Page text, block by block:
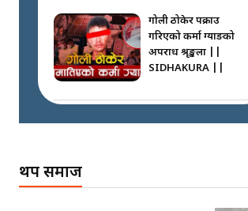
गोली ठोकेर पक्राउ
गरिएको कर्मा ग्याङको
अपराध श्रृङ्खला ||
SIDHAKURA ||
नभाँडिएको सद्भाव :
SIDHAKURA || THE
थप समाज